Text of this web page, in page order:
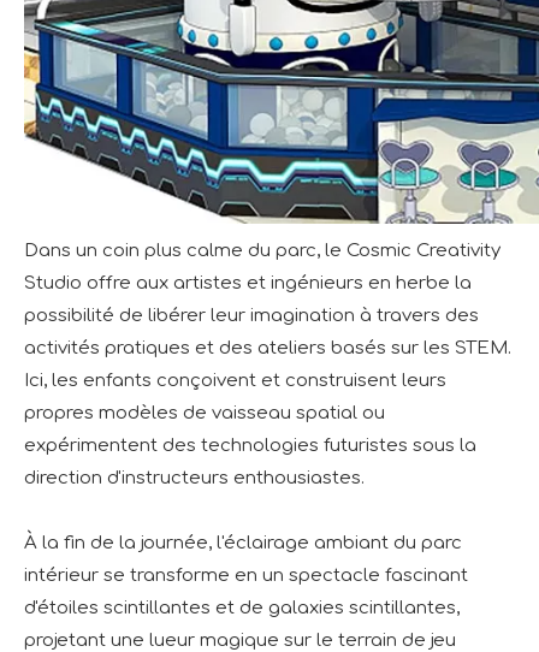
Dans un coin plus calme du parc, le Cosmic Creativity
Studio offre aux artistes et ingénieurs en herbe la
possibilité de libérer leur imagination à travers des
activités pratiques et des ateliers basés sur les STEM.
Ici, les enfants conçoivent et construisent leurs
propres modèles de vaisseau spatial ou
expérimentent des technologies futuristes sous la
direction d'instructeurs enthousiastes.
À la fin de la journée, l'éclairage ambiant du parc
intérieur se transforme en un spectacle fascinant
d'étoiles scintillantes et de galaxies scintillantes,
projetant une lueur magique sur le terrain de jeu